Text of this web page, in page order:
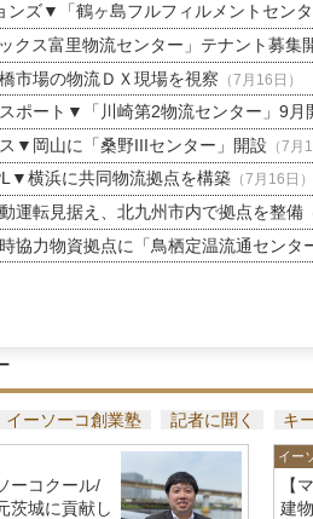
ンズ▼「鶴ヶ島フルフィルメントセン
クス富里物流センター」テナント募集
市場の物流ＤＸ現場を視察 （7月16日）
ポート▼「川崎第2物流センター」9月
▼岡山に「桑野IIIセンター」開設 （7月
横浜に共同物流拠点を構築（7月16日）
運転見据え、北九州市内で拠点を整備
協力物資拠点に「鳥栖定温流通センタ
イーソーコ創業塾 記者に聞く キ
ーコクール/
茨城に貢献し
イー
【
建